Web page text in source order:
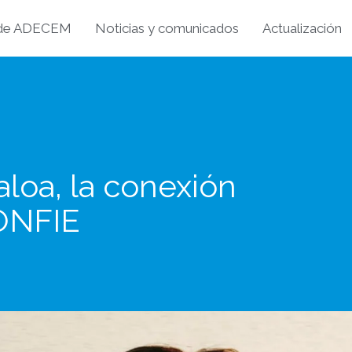
ADECEM Noticias y comunicados Actualización
la conexión